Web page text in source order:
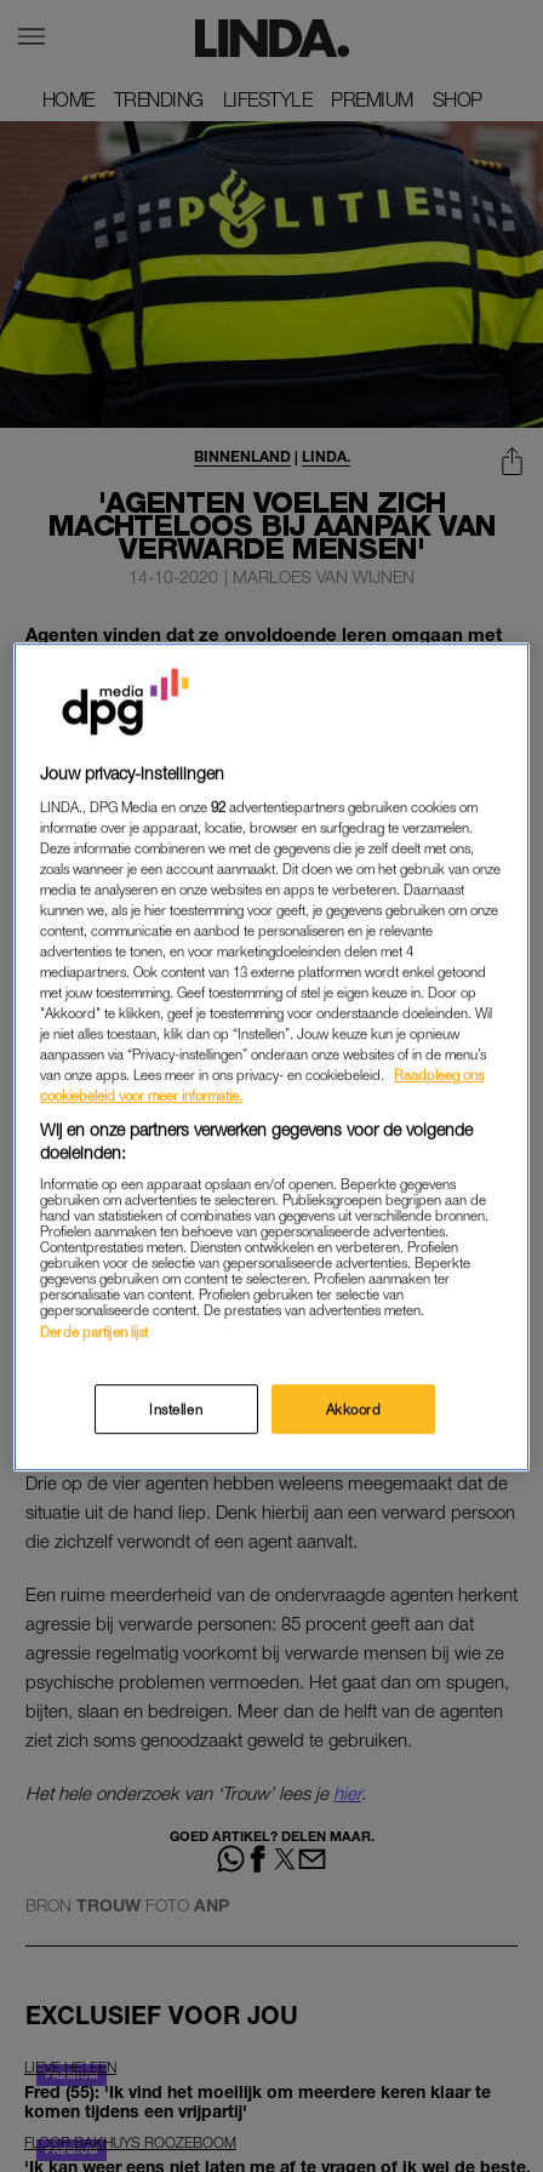
HOME
HOME TRENDING
TRENDING LIFESTYLE
LIFESTYLE PREMIUM
PREMIUM SHOP
SHOP
'AGENTEN VOELEN ZICH
MACHTELOOS BIJ AANPAK VAN
VERWARDE MENSEN'
BINNENLAND| LINDA.
14-10-2020 | MARLOES VAN WIJNEN
Agenten vinden dat ze onvoldoende leren omgaan met
verwarde mensen, die vaak last hebben van psychische
problemen. Ze geven aan zich vaak machteloos te
voelen.
Dat blijkt uit een enquête van
onderzoeksjournalistiek Investico onder ruim duizend agenten,
die via de Nederlandse Politiebond in september is gehouden.
VERWARDE MENSEN
In de enquête werd expliciet gevraagd naar de omgang met
mensen met verward gedrag bij wie de politie ook psychische
problematiek vermoedt. 65 procent van de agenten geeft aan
zich onvoldoende voorbereid te voelen om met deze mensen
om te gaan.
Driekwart van de agenten voelt zich daarnaast regelmatig
machteloos bij de aanpak van deze mensen, wanneer zij
escaleert het en gebruikt de politie geweld. Politiegeweld in
zulke situaties heeft in het verleden al geleid tot ernstig
gewonden en sterfgevallen.
Lees ook
Tessa Bos is politieagent: ‘Verdachten zijn vaak aardiger tegen
Drie op de vier agenten hebben weleens meegemaakt dat de
situatie uit de hand liep. Denk hierbij aan een verward persoon
die zichzelf verwondt of een agent aanvalt.
Een ruime meerderheid van de ondervraagde agenten herkent
agressie bij verwarde personen: 85 procent geeft aan dat
agressie regelmatig voorkomt bij verwarde mensen bij wie ze
psychische problemen vermoeden. Het gaat dan om spugen,
bijten, slaan en bedreigen. Meer dan de helft van de agenten
ziet zich soms genoodzaakt geweld te gebruiken.
Het hele onderzoek van ‘Trouw’ lees je hier.
GOED ARTIKEL? DELEN MAAR.
BRON TROUW FOTO ANP
EXCLUSIEF VOOR JOU
LIEVE HELEEN
Fred (55): 'Ik vind het moeilijk om meerdere keren klaar te
komen tijdens een vrijpartij'
FLOOR BAKHUYS ROOZEBOOM
'Ik kan weer eens niet laten me af te vragen of ik wel de beste,
Jouw privacy-instellingen
LINDA., DPG Media en onze92 advertentiepartners gebruiken cookies om
informatie over je apparaat, locatie, browser en surfgedrag te verzamelen.
Deze informatie combineren we met de gegevens die je zelf deelt met ons,
zoals wanneer je een account aanmaakt. Dit doen we om het gebruik van onze
media te analyseren en onze websites en apps te verbeteren. Daarnaast
kunnen we, als je hier toestemming voor geeft, je gegevens gebruiken om onze
content, communicatie en aanbod te personaliseren en je relevante
advertenties te tonen, en voor marketingdoeleinden delen met 4
mediapartners. Ook content van 13 externe platformen wordt enkel getoond
met jouw toestemming. Geef toestemming of stel je eigen keuze in. Door op
"Akkoord" te klikken, geef je toestemming voor onderstaande doeleinden. Wil
je niet alles toestaan, klik dan op “Instellen”. Jouw keuze kun je opnieuw
aanpassen via “Privacy-instellingen” onderaan onze websites of in de menu’s
van onze apps. Lees meer in ons privacy- en cookiebeleid.
Raadpleeg ons
cookiebeleid voor meer informatie.
Wij en onze partners verwerken gegevens voor de volgende
doeleinden:
Informatie op een apparaat opslaan en/of openen. Beperkte gegevens
gebruiken om advertenties te selecteren. Publieksgroepen begrijpen aan de
hand van statistieken of combinaties van gegevens uit verschillende bronnen.
Profielen aanmaken ten behoeve van gepersonaliseerde advertenties.
Contentprestaties meten. Diensten ontwikkelen en verbeteren. Profielen
gebruiken voor de selectie van gepersonaliseerde advertenties. Beperkte
gegevens gebruiken om content te selecteren. Profielen aanmaken ter
personalisatie van content. Profielen gebruiken ter selectie van
gepersonaliseerde content. De prestaties van advertenties meten.
Derde partijen lijst
Instellen Akkoord